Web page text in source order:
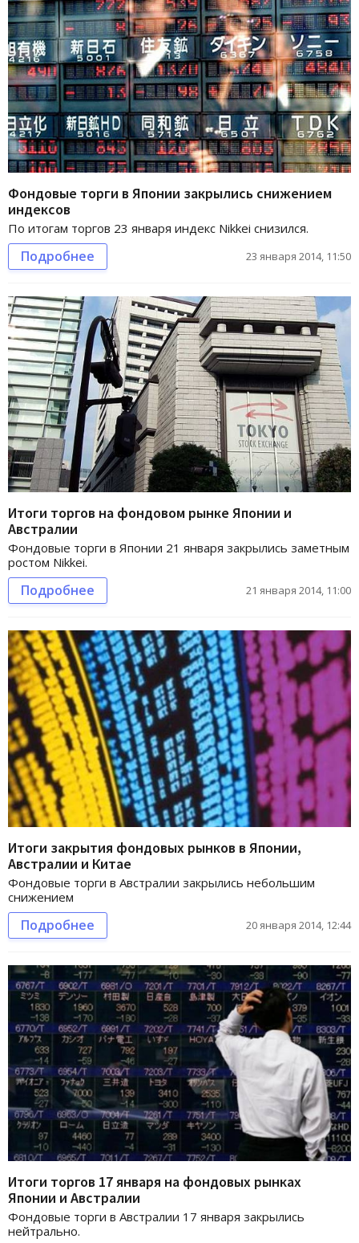
Фондовые торги в Японии закрылись снижением
индексов
По итогам торгов 23 января индекс Nikkei снизился.
Подробнее 23 января 2014, 11:50
Итоги торгов на фондовом рынке Японии и
Австралии
Фондовые торги в Японии 21 января закрылись заметным
ростом Nikkei.
Подробнее 21 января 2014, 11:00
Итоги закрытия фондовых рынков в Японии,
Австралии и Китае
Фондовые торги в Австралии закрылись небольшим
снижением
Подробнее 20 января 2014, 12:44
Итоги торгов 17 января на фондовых рынках
Японии и Австралии
Фондовые торги в Австралии 17 января закрылись
нейтрально.